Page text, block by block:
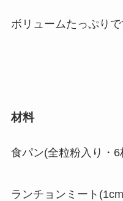
ボリュームたっぷりで
材料
食パン(全粒粉入り・
ランチョンミート